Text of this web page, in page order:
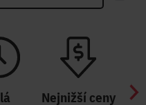
Nejnižší ceny